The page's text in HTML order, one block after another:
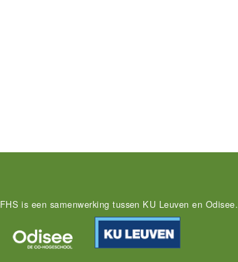
FHS is een samenwerking tussen KU Leuven en Odisee.